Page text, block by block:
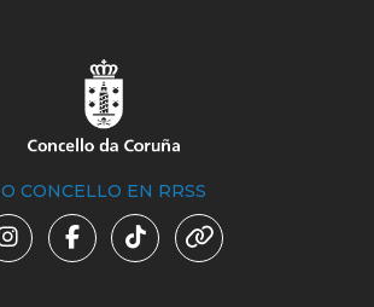
O CONCELLO EN RRSS